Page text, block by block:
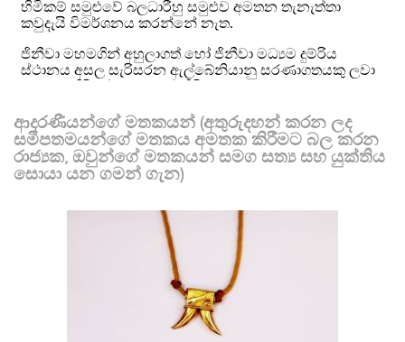
ආදරණීයන්ගේ මතකයන් (අතුරුදහන් කරන ලද
සමීපතමයන්ගේ මතකය අමතක කිරීමට බල කරන
රාජ්‍යක, ඔවුන්ගේ මතකයන් සමග සත්‍ය සහ යුක්තිය
සොයා යන ගමන් ගැන)